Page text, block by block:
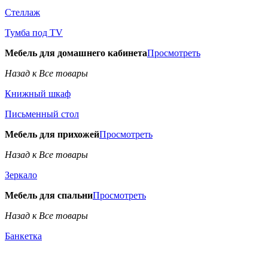
Стеллаж
Тумба под TV
Мебель для домашнего кабинетаПросмотреть
Назад к Все товары
Книжный шкаф
Письменный стол
Мебель для прихожейПросмотреть
Назад к Все товары
Зеркало
Мебель для спальниПросмотреть
Назад к Все товары
Банкетка